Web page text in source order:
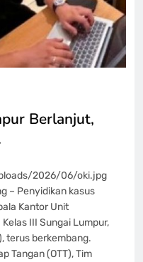
Berlanjut,
2026/06/oki.jpg
– Penyidikan kasus
Kantor Unit
III Sungai Lumpur,
terus berkembang.
Tangan (OTT), Tim